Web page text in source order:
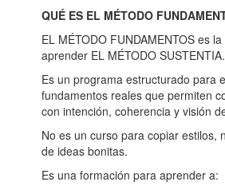
QUÉ ES EL MÉTODO
EL MÉTODO FUNDAMENTOS es
aprender EL MÉTODO SUSTENTIA.
Es un programa estructurado para
fundamentos reales que permiten
con intención, coherencia y visión
No es un curso para copiar estilos,
de ideas bonitas.
Es una formación para aprender a: